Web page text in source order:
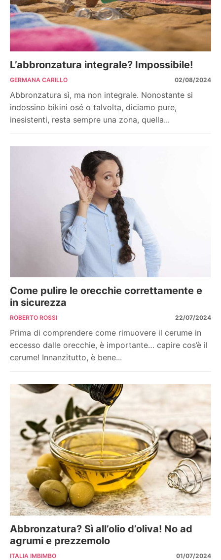
L’abbronzatura integrale? Impossibile!
GERMANA CARILLO 02/08/2024
Abbronzatura sì, ma non integrale. Nonostante si
indossino bikini osé o talvolta, diciamo pure,
inesistenti, resta sempre una zona, quella...
Come pulire le orecchie correttamente e
in sicurezza
ROBERTO ROSSI 22/07/2024
Prima di comprendere come rimuovere il cerume in
eccesso dalle orecchie, è importante… capire cos’è il
cerume! Innanzitutto, è bene...
Abbronzatura? Sì all’olio d’oliva! No ad
agrumi e prezzemolo
ITALIA IMBIMBO 01/07/2024